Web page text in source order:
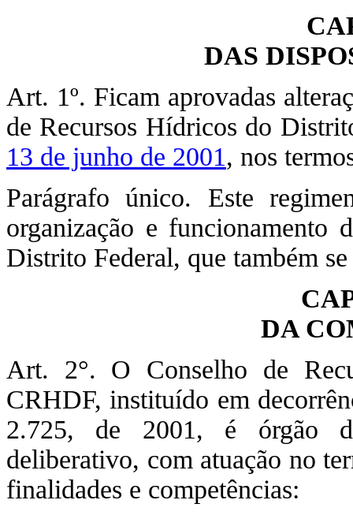
DAS
Art. 1º. Ficam aprovadas
de Recursos Hídricos do
13 de junho de 2001, nos
Parágrafo único. Este
organização e funcionamento
Distrito Federal, que também
DA
Art. 2°. O Conselho de
CRHDF, instituído em
2.725, de 2001, é órgão
deliberativo, com atuação no
finalidades e competências: